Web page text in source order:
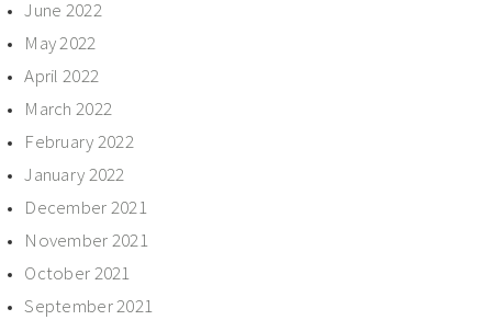
June 2022
May 2022
April 2022
March 2022
February 2022
January 2022
December 2021
November 2021
October 2021
September 2021